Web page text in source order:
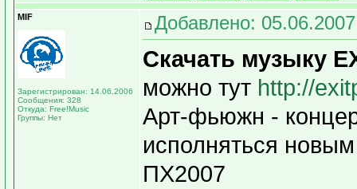
MIF
Зарегистрирован: 14.06.2006
Сообщения: 328
Откуда: Free!Music
Группы: Нет
Добавлено:
Скачать музыку
можно тут http://
Арт-фьюжн -
исполняться
ПХ2007